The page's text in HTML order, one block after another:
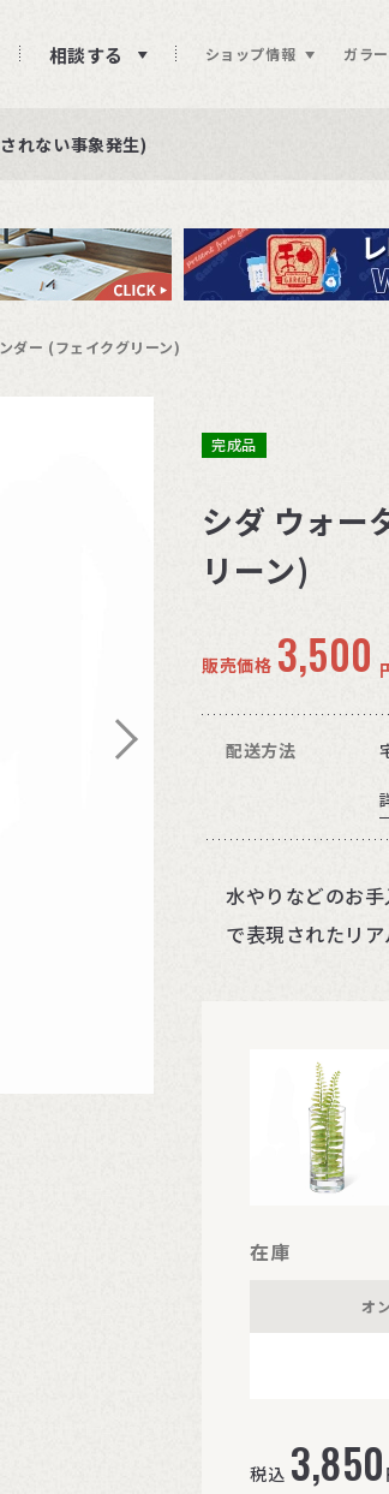
相談する ショップ情報 ガラ
おります
れない事象発生)
ダー (フェイクグリーン)
完成品
シダ ウォー
リーン)
販売価格 3,500
配送方法
水やりなどのお
で表現されたリ
在庫
オ
税込 3,850